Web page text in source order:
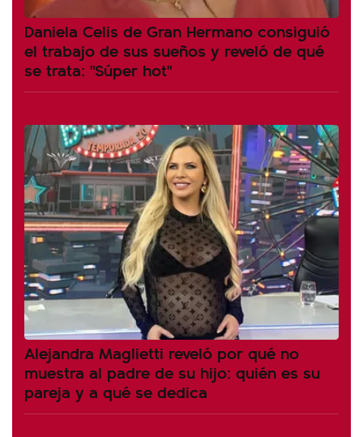
Daniela Celis de Gran Hermano consiguió
el trabajo de sus sueños y reveló de qué
se trata: "Súper hot"
Alejandra Maglietti reveló por qué no
muestra al padre de su hijo: quién es su
pareja y a qué se dedica